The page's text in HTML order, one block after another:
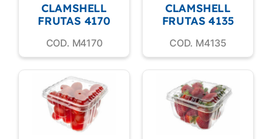
CLAMSHELL
FRUTAS 4170
COD. M4170
CLAMSHELL
FRUTAS 4135
COD. M4135